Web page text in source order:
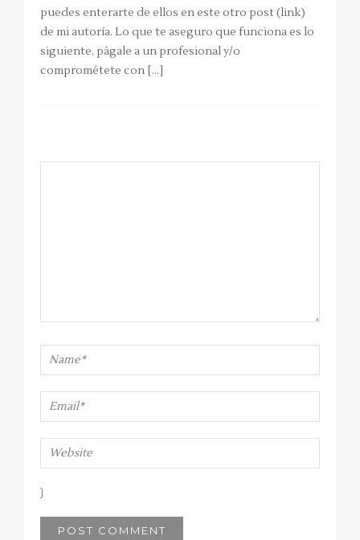
puedes enterarte de ellos en este otro post (link)
de mi autoría. Lo que te aseguro que funciona es lo
siguiente, págale a un profesional y/o
comprométete con […]